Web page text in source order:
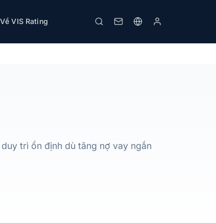
Về VIS Rating In Tải PDF
trì ổn định dù tăng nợ vay ngắn